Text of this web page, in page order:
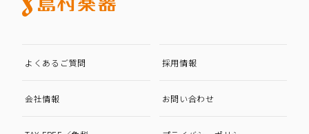
よくあるご質問 採用情報
会社情報 お問い合わせ